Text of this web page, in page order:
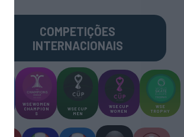
COMPETIÇÕES
INTERNACIONAIS
WSE WOMEN
CHAMPION
S
WSE CUP
MEN
WSE CUP
WOMEN
WSE
TROPHY